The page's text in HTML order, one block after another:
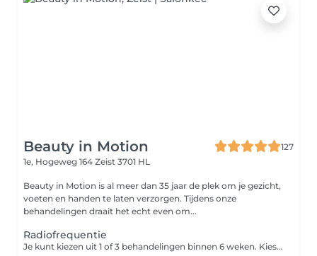
Beauty in Motion
127
1e, Hogeweg 164 Zeist 3701 HL
Beauty in Motion is al meer dan 35 jaar de plek om je gezicht,
voeten en handen te laten verzorgen. Tijdens onze
behandelingen draait het echt even om...
Radiofrequentie
Je kunt kiezen uit 1 of 3 behandelingen binnen 6 weken. Kies je voor de kuur van 3 behandelingen? Je boekt dan via Treatwell de eerste behandeling. De vervolgafspraken maak je in de salon. Door middel van elektromagnetische straling wordt er warmte uitgestraald, welke diep doordringt tot in de huid. Dit zorgt voor celstimulatie en de aanmaak van collageen en elastine. Als gevolg hiervan wordt de huid strakker en krijgt het gezicht meer volume.